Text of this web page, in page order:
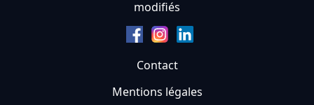
modifiés
Contact
Mentions légales